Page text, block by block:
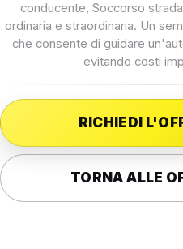
conducente, Soccorso
ordinaria e straordinaria. Un
che consente di guidare
evitando costi
RICHIEDI
TORNA ALLE